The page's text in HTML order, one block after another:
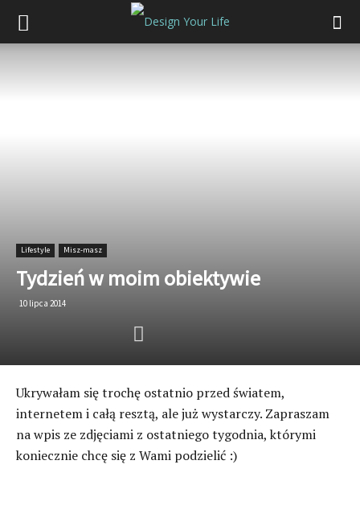
Lifestyle Misz-masz
Tydzień w moim obiektywie
10 lipca 2014
Ukrywałam się trochę ostatnio przed światem,
internetem i całą resztą, ale już wystarczy. Zapraszam
na wpis ze zdjęciami z ostatniego tygodnia, którymi
koniecznie chcę się z Wami podzielić :)